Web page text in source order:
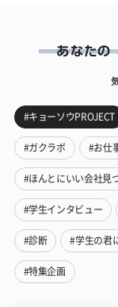
#キョーソウPROJECT
#ガクラボ #お仕
#ほんとにいい会社見
#学生インタビュー
#診断 #学生の君
#特集企画